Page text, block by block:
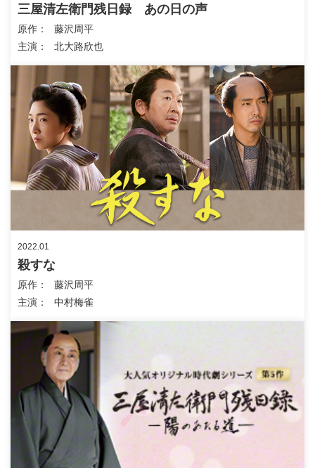
三屋清左衛門残日録 あの日の声
原作
主演
藤沢周平
北大路欣也
2022.01
殺すな
原作
主演
藤沢周平
中村梅雀